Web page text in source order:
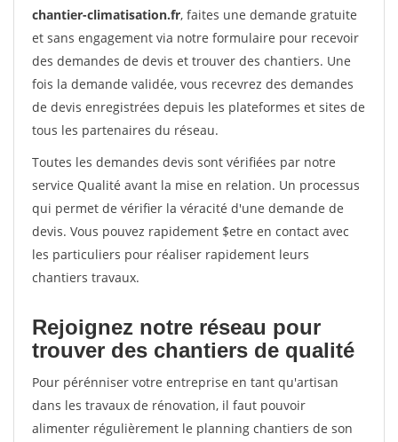
chantier-climatisation.fr, faites une demande gratuite
et sans engagement via notre formulaire pour recevoir
des demandes de devis et trouver des chantiers. Une
fois la demande validée, vous recevrez des demandes
de devis enregistrées depuis les plateformes et sites de
tous les partenaires du réseau.
Toutes les demandes devis sont vérifiées par notre
service Qualité avant la mise en relation. Un processus
qui permet de vérifier la véracité d'une demande de
devis. Vous pouvez rapidement $etre en contact avec
les particuliers pour réaliser rapidement leurs
chantiers travaux.
Rejoignez notre réseau pour
trouver des chantiers de qualité
Pour pérénniser votre entreprise en tant qu'artisan
dans les travaux de rénovation, il faut pouvoir
alimenter régulièrement le planning chantiers de son